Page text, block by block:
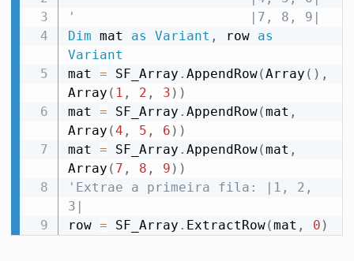
'                      |7, 8, 9|
Dim mat as Variant , row as
Variant
mat = SF_Array . AppendRow(Array ( ) ,
Array ( 1 , 2 , 3 ) )
mat = SF_Array . AppendRow(mat ,
Array (4 , 5 , 6 ) )
mat = SF_Array . AppendRow(mat ,
Array ( 7 , 8 , 9 ) )
'Extrae a primeira fila: |1, 2,
3|
row = SF_Array . ExtractRow(mat , 0 )